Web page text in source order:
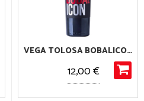
VEGA TOLOSA BOBALICON
12,00 €